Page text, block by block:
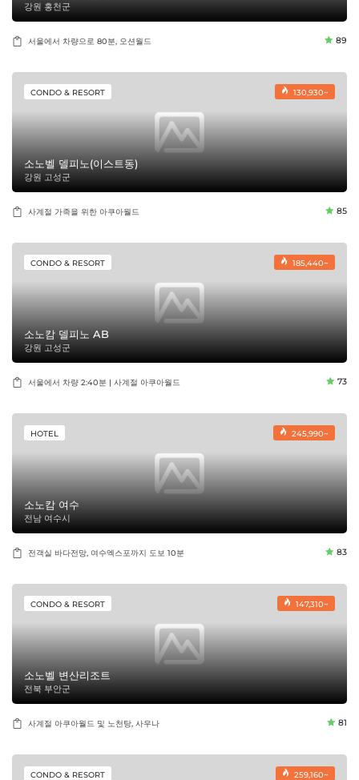
강원 홍천군
서울에서 차량으로 80분, 오션월드 89
130,930~
CONDO & RESORT
소노벨 델피노(이스트동)
강원 고성군
사계절 가족을 위한 아쿠아월드 85
185,440~
CONDO & RESORT
소노캄 델피노 AB
강원 고성군
서울에서 차량 2:40분 | 사계절 아쿠아월드 73
245,990~
HOTEL
소노캄 여수
전남 여수시
전객실 바다전망, 여수엑스포까지 도보 10분 83
147,310~
CONDO & RESORT
소노벨 변산리조트
전북 부안군
사계절 아쿠아월드 및 노천탕, 사우나 81
259,160~
CONDO & RESORT